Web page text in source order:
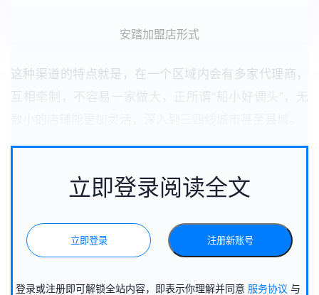
安踏加盟店形式
这种渠道的特点就是，在一个区域内会有多家代理商，
互相牵制，不容易一家做大，正所谓“船小好调头”，无
立即登录阅读全文
立即登录 注册新账号
登录或注册即可解锁全站内容，即表示你理解并同意 服务协议 与